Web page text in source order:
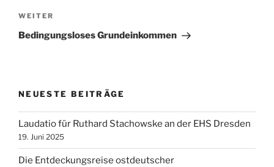
Nächster
Beitrag
WEITER
Bedingungsloses Grundeinkommen
NEUESTE BEITRÄGE
Laudatio für Ruthard Stachowske an der EHS Dresden
19. Juni 2025
Die Entdeckungsreise ostdeutscher